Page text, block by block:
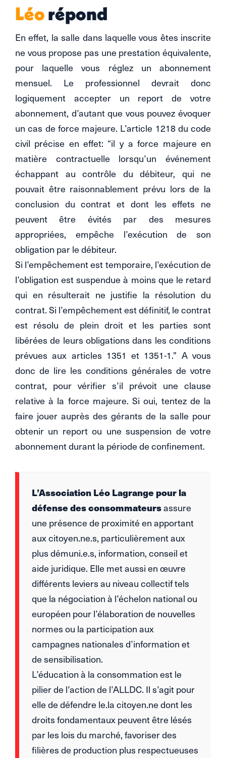
Léorépond
En effet, la salle dans laquelle vous êtes inscrite
ne vous propose pas une prestation équivalente,
pour laquelle vous réglez un abonnement
mensuel. Le professionnel devrait donc
logiquement accepter un report de votre
abonnement, d’autant que vous pouvez évoquer
un cas de force majeure. L’article 1218 du code
civil précise en effet: “il y a force majeure en
matière contractuelle lorsqu’un événement
échappant au contrôle du débiteur, qui ne
pouvait être raisonnablement prévu lors de la
conclusion du contrat et dont les effets ne
peuvent être évités par des mesures
appropriées, empêche l’exécution de son
obligation par le débiteur.
Si l’empêchement est temporaire, l’exécution de
l’obligation est suspendue à moins que le retard
qui en résulterait ne justifie la résolution du
contrat. Si l’empêchement est définitif, le contrat
est résolu de plein droit et les parties sont
libérées de leurs obligations dans les conditions
prévues aux articles 1351 et 1351-1.” A vous
donc de lire les conditions générales de votre
contrat, pour vérifier s’il prévoit une clause
relative à la force majeure. Si oui, tentez de la
faire jouer auprès des gérants de la salle pour
obtenir un report ou une suspension de votre
abonnement durant la période de confinement.
L’Association Léo Lagrange pour la
défense des consommateursassure
une présence de proximité en apportant
aux citoyen.ne.s, particulièrement aux
plus démuni.e.s, information, conseil et
aide juridique. Elle met aussi en œuvre
différents leviers au niveau collectif tels
que la négociation à l’échelon national ou
européen pour l’élaboration de nouvelles
normes ou la participation aux
campagnes nationales d’information et
de sensibilisation.
L’éducation à la consommation est le
pilier de l’action de l’ALLDC. Il s’agit pour
elle de défendre le.la citoyen.ne dont les
droits fondamentaux peuvent être lésés
par les lois du marché, favoriser des
filières de production plus respectueuses